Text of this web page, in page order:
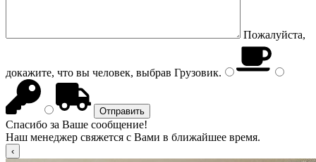
Пожалуйста,
докажите, что вы человек, выбрав Грузовик.
Спасибо за Ваше сообщение!
Наш менеджер свяжется с Вами в ближайшее время.